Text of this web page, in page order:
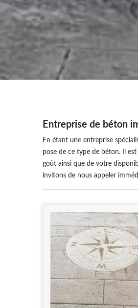
Entreprise de béton
En étant une entreprise
pose de ce type de béton. Il
goût ainsi que de votre
invitons de nous appeler